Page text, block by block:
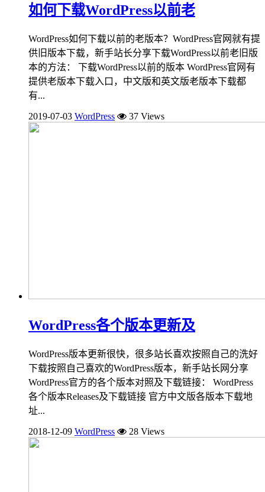
如何下载WordPress以前老
WordPress如何下载以前的老版本？WordPress官网就有提
供旧版本下载，新手站长分享下载WordPress以前老旧版
本的方法： 下载WordPress以前的版本 WordPress官网有
提供老版本下载入口，中文版和英文版老版本下载都
有...
2019-07-03 WordPress 37 Views
WordPress各个版本更新及
WordPress版本更新很快，很多站长喜欢按照自己的洗好
下载按照自己喜欢的WordPress版本，新手站长网分享
WordPress官方的各个版本对照及下载链接： WordPress
各个版本Releases及下载链接 官方中文版各版本下载地
址...
2018-12-09 WordPress 28 Views